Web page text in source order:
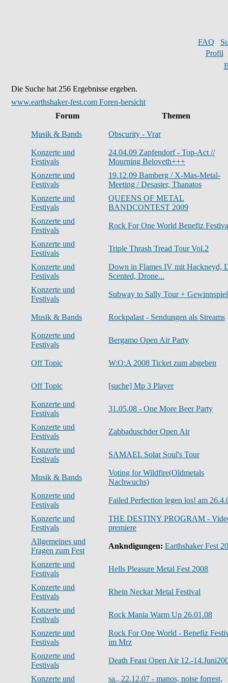
FAQ
Profil
Die Suche hat 256 Ergebnisse ergeben.
www.earthshaker-fest.com Foren-bersicht
Forum
Themen
Musik & Bands Obscurity - Vrar
Konzerte und
Festivals
24.04.09 Zapfendorf - Top-Act //
Mourning Beloveth+++
Konzerte und
Festivals
19.12.09 Bamberg / X-Mas-Metal-
Meeting / Desaster, Thanatos
Konzerte und
Festivals
QUEENS OF METAL
BANDCONTEST 2009
Konzerte und
Festivals
Rock For One World Benefiz
Konzerte und
Festivals
Triple Thrash Tread Tour Vol.2
Konzerte und
Festivals
Down in Flames IV mit Hackneyd,
Scented, Drone...
Konzerte und
Festivals
Subway to Sally Tour + Gewinnspiel
Musik & Bands Rockpalast - Sendungen als Streams
Konzerte und
Festivals
Bergamo Open Air Party
Off Topic W:O:A 2008 Ticket zum abgeben
Off Topic [suche] Mp 3 Player
Konzerte und
Festivals
31.05.08 - One More Beer Party
Konzerte und
Festivals
Zabbaduschder Open Air
Konzerte und
Festivals
SAMAEL Solar Soul's Tour
Musik & Bands
Voting for Wildfire(Oldmetals
Nachwuchs)
Konzerte und
Festivals
Failed Perfection legen los! am
Konzerte und
Festivals
THE DESTINY PROGRAM -
premiere
Allgemeines und
Fragen zum Fest
Ankndigungen: Earthshaker Fest
Konzerte und
Festivals
Hells Pleasure Metal Fest 2008
Konzerte und
Festivals
Rhein Neckar Metal Festival
Konzerte und
Festivals
Rock Mania Warm Up 26.01.08
Konzerte und
Festivals
Rock For One World - Benefiz
im Mrz
Konzerte und
Festivals
Death Feast Open Air 12.-
Konzerte und
sa., 22.12.07 - manos, noise forrest,